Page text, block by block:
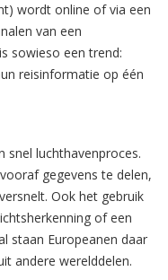
wordt online of via een
van een
sowieso een trend:
reisinformatie op één
snel luchthavenproces.
gegevens te delen,
Ook het gebruik
of een
staan Europeanen daar
andere werelddelen.